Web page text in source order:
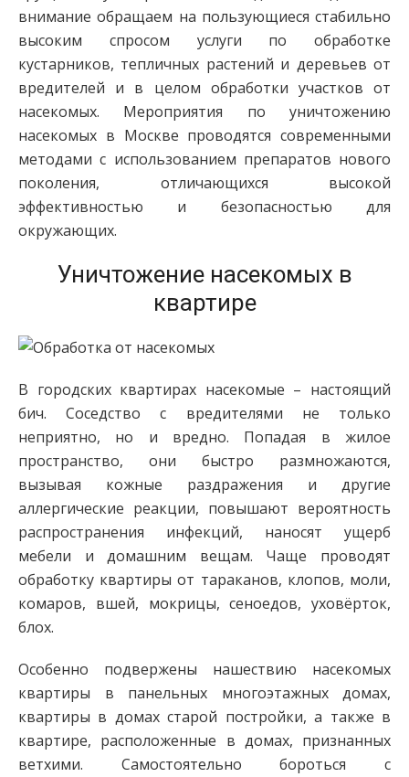
внимание обращаем на пользующиеся стабильно
высоким спросом услуги по обработке
кустарников, тепличных растений и деревьев от
вредителей и в целом обработки участков от
насекомых. Мероприятия по уничтожению
насекомых в Москве проводятся современными
методами с использованием препаратов нового
поколения, отличающихся высокой
эффективностью и безопасностью для
окружающих.
Уничтожение насекомых в
квартире
В городских квартирах насекомые – настоящий
бич. Соседство с вредителями не только
неприятно, но и вредно. Попадая в жилое
пространство, они быстро размножаются,
вызывая кожные раздражения и другие
аллергические реакции, повышают вероятность
распространения инфекций, наносят ущерб
мебели и домашним вещам. Чаще проводят
обработку квартиры от тараканов, клопов, моли,
комаров, вшей, мокрицы, сеноедов, уховёрток,
блох.
Особенно подвержены нашествию насекомых
квартиры в панельных многоэтажных домах,
квартиры в домах старой постройки, а также в
квартире, расположенные в домах, признанных
ветхими. Самостоятельно бороться с